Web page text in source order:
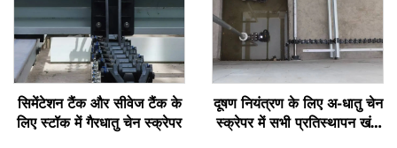
सिमेंटेशन टैंक और सीवेज टैंक के
लिए स्टॉक में गैरधातु चेन स्क्रेपर
दूषण नियंत्रण के लिए अ-धातु चेन
स्क्रेपर में सभी प्रतिस्थापन खंड